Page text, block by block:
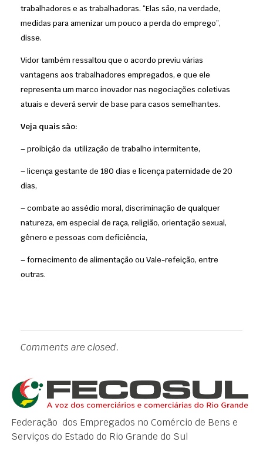
trabalhadores e as trabalhadoras. “Elas são, na verdade,
medidas para amenizar um pouco a perda do emprego”,
disse.
Vidor também ressaltou que o acordo previu várias
vantagens aos trabalhadores empregados, e que ele
representa um marco inovador nas negociações coletivas
atuais e deverá servir de base para casos semelhantes.
Veja quais são:
– proibição da utilização de trabalho intermitente,
– licença gestante de 180 dias e licença paternidade de 20
dias,
– combate ao assédio moral, discriminação de qualquer
natureza, em especial de raça, religião, orientação sexual,
gênero e pessoas com deficiência,
– fornecimento de alimentação ou Vale-refeição, entre
outras.
Comments are closed.
Federação dos Empregados no Comércio de Bens e
Serviços do Estado do Rio Grande do Sul